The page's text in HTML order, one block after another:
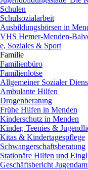
Schulen
Schulsozialarbeit
Ausbildungsbörsen in
VHS Hemer-Menden-
Soziales & Sport
Familie
Familienbüro
Familienlotse
Allgemeiner Sozialer
Ambulante Hilfen
Drogenberatung
Frühe Hilfen in Menden
Kinderschutz in Menden
Kinder, Teenies &
Kitas & Kindertagespflege
Schwangerschaftsberatung
Stationäre Hilfen und
Geschäftsbericht